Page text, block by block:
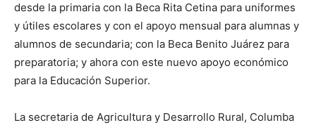
desde la primaria con la Beca Rita Cetina para uniformes
y útiles escolares y con el apoyo mensual para alumnas y
alumnos de secundaria; con la Beca Benito Juárez para
preparatoria; y ahora con este nuevo apoyo económico
para la Educación Superior.
La secretaria de Agricultura y Desarrollo Rural, Columba